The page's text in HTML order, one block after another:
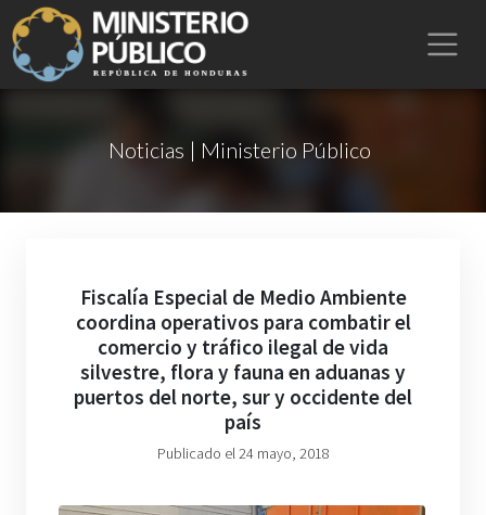
Noticias | Ministerio Público
Fiscalía Especial de Medio Ambiente
coordina operativos para combatir el
comercio y tráfico ilegal de vida
silvestre, flora y fauna en aduanas y
puertos del norte, sur y occidente del
país
Publicado el 24 mayo, 2018